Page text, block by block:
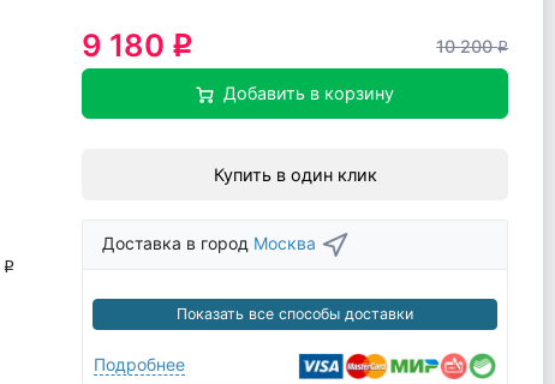
q
9 180 q 10 200q
Добавить в корзину
Купить в один клик
Доставка в город Москва
Показать все способы доставки
Подробнее